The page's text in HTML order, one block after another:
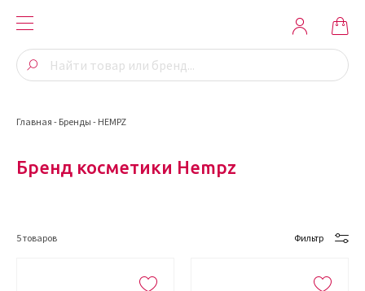
Главная - Бренды - HEMPZ
Бренд косметики Hempz
5товаров Фильтр